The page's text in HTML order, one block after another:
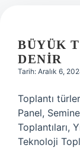
BÜYÜK
DENIR
Tarih: Aralık 6,
Toplantı
Panel,
Toplantıları,
Teknoloji